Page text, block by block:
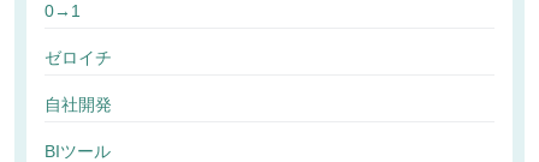
0→1
ゼロイチ
自社開発
BIツール